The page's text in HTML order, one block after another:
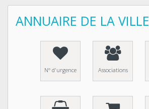
ANNUAIRE DE LA VILLE
N° d'urgence Associations